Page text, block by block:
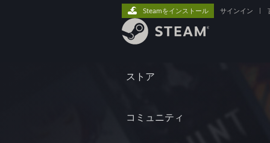
ストア
コミュニティ
Steamをインストール サインイン